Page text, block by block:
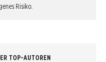
Risiko.
TOP-AUTOREN